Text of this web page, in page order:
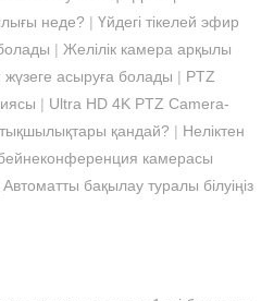
неде? | Үйдегі тікелей эфир
| Желілік камера арқылы
асыруға болады | PTZ
| Ultra HD 4K PTZ Camera-
қандай? | Неліктен
камерасы
Автоматты бақылау туралы білуіңіз